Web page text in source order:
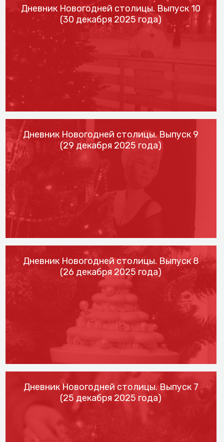
Дневник Новогодней столицы. Выпуск 10
(30 декабря 2025 года)
Дневник Новогодней столицы. Выпуск 9
(29 декабря 2025 года)
Дневник Новогодней столицы. Выпуск 8
(26 декабря 2025 года)
Дневник Новогодней столицы. Выпуск 7
(25 декабря 2025 года)